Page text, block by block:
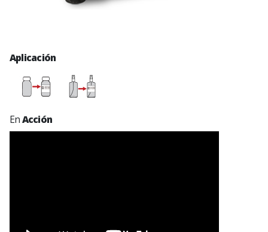
Aplicación
EnAcción